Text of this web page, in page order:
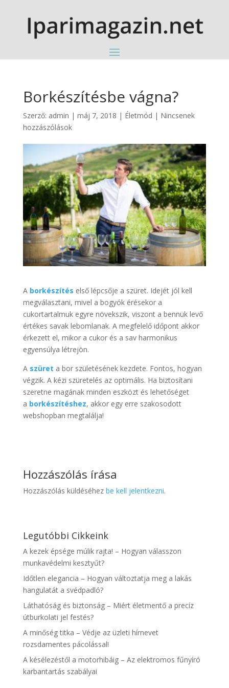
Borkészítésbe vágna?
Szerző: admin | máj 7, 2018 | Életmód | Nincsenek
hozzászólások
A borkészítés első lépcsője a szüret. Idejét jól kell
megválasztani, mivel a bogyók érésekor a
cukortartalmuk egyre növekszik, viszont a bennük levő
értékes savak lebomlanak. A megfelelő időpont akkor
érkezett el, mikor a cukor és a sav harmonikus
egyensúlya létrejön.
A szüret a bor születésének kezdete. Fontos, hogyan
végzik. A kézi szüretelés az optimális. Ha biztosítani
szeretne magának minden eszközt és lehetőséget
a borkészítéshez, akkor egy erre szakosodott
webshopban megtalálja!
Hozzászólás írása
Hozzászólás küldéséhez be kell jelentkezni.
Legutóbbi Cikkeink
A kezek épsége múlik rajta! – Hogyan válasszon
munkavédelmi kesztyűt?
Időtlen elegancia – Hogyan változtatja meg a lakás
hangulatát a svédpadló?
Láthatóság és biztonság – Miért életmentő a precíz
útburkolati jel festés?
A minőség titka – Védje az üzleti hírnevet
rozsdamentes pácolással!
A késélezéstől a motorhibáig – Az elektromos fűnyíró
karbantartás szabályai